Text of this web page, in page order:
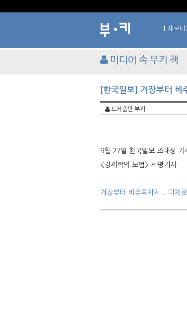
새로나
미디어 속 부키 책
[한국일보] 거장부터 비
도서출판 부키
9월 27일 한국일보 조태성 기
<경제학의 모험> 서평기사
거장부터 비주류까지... 다채